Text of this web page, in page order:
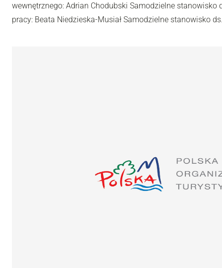
wewnętrznego: Adrian Chodubski Samodzielne stanowisko
pracy: Beata Niedzieska-Musiał Samodzielne stanowisko